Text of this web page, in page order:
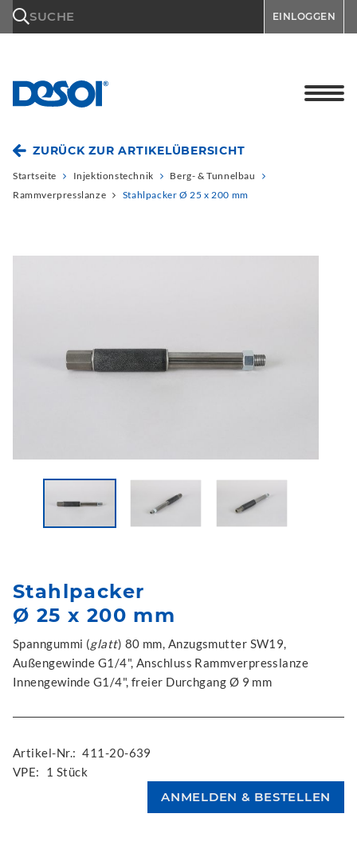
SUCHE EINLOGGEN
ZURÜCK ZUR ARTIKELÜBERSICHT
Startseite Injektionstechnik
Berg- & Tunnelbau
Rammverpresslanze
Stahlpacker Ø 25 x 200 mm
Stahlpacker
Ø 25 x 200 mm
Spanngummi (glatt) 80 mm, Anzugsmutter SW19,
Außengewinde G1/4", Anschluss Rammverpresslanze
Innengewinde G1/4", freier Durchgang Ø 9 mm
Artikel-Nr.: 411-20-639
VPE:
1 Stück